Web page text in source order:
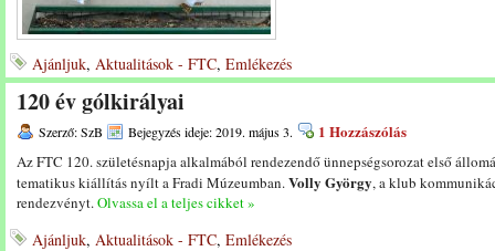
Ajánljuk, Aktualitások - FTC, Emlékezés
120 év gólkirályai
Szerző: SzB Bejegyzés ideje: 2019. május 3. 1 Hozzászólás
Az FTC 120. születésnapja alkalmából rendezendő ünnepségsorozat első
tematikus kiállítás nyílt a Fradi Múzeumban.Volly György, a klub
rendezvényt.Olvassa el a teljes cikket »
Ajánljuk, Aktualitások - FTC, Emlékezés